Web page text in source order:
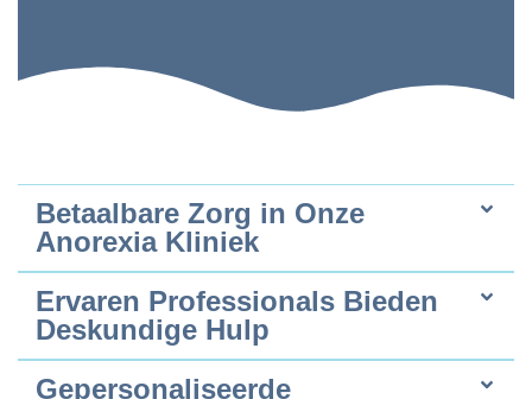
Betaalbare Zorg in Onze
Anorexia Kliniek
Ervaren Professionals Bieden
Deskundige Hulp
Gepersonaliseerde